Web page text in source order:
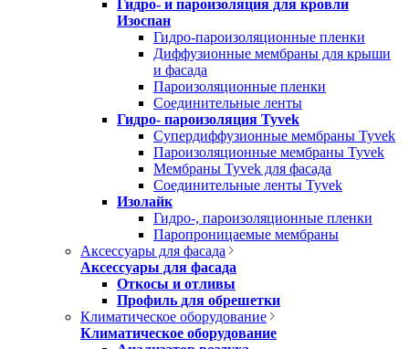
Гидро- и пароизоляция для кровли
Изоспан
Гидро-пароизоляционные пленки
Диффузионные мембраны для крыши
и фасада
Пароизоляционные пленки
Соединительные ленты
Гидро- пароизоляция Tyvek
Супердиффузионные мембраны Tyvek
Пароизоляционные мембраны Tyvek
Мембраны Tyvek для фасада
Соединительные ленты Tyvek
Изолайк
Гидро-, пароизоляционные пленки
Паропроницаемые мембраны
Аксессуары для фасада
Аксессуары для фасада
Откосы и отливы
Профиль для обрешетки
Климатическое оборудование
Климатическое оборудование